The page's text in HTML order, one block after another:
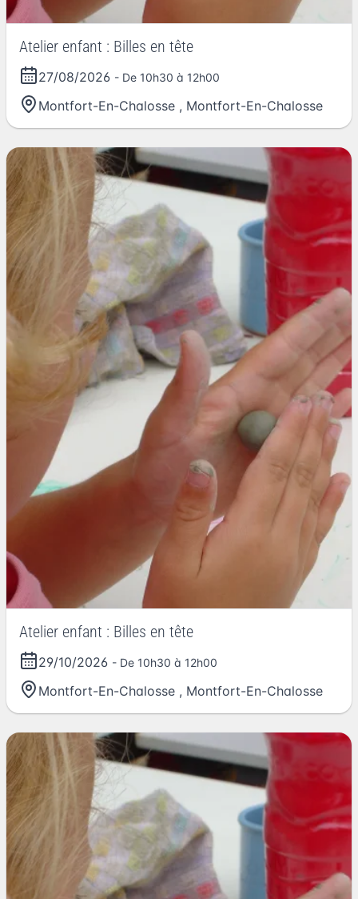
Atelier enfant : Billes en tête
27/08/2026 - De 10h30 à 12h00
Montfort-En-Chalosse , Montfort-En-Chalosse
Atelier enfant : Billes en tête
29/10/2026 - De 10h30 à 12h00
Montfort-En-Chalosse , Montfort-En-Chalosse